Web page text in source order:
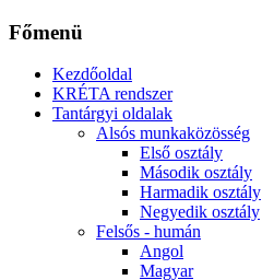
Főmenü
Kezdőoldal
KRÉTA rendszer
Tantárgyi oldalak
Alsós munkaközösség
Első osztály
Második osztály
Harmadik osztály
Negyedik osztály
Felsős - humán
Angol
Magyar